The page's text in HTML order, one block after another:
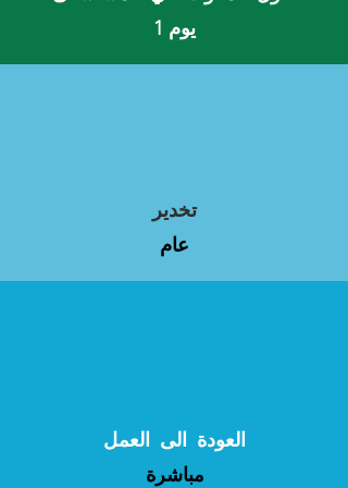
يوم 1
تخدير
عام
العودة الى العمل
مباشرة